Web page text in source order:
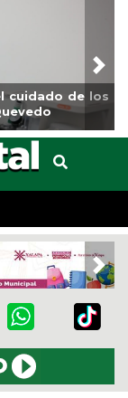
de los
La
de